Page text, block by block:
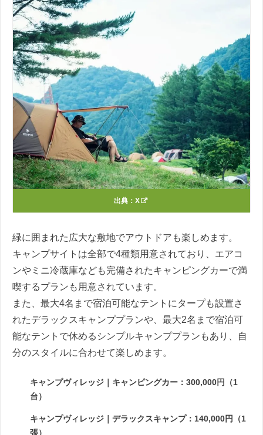
出典： X
緑に囲まれた広大な敷地でアウトドアも楽しめます。
キャンプサイトは全部で4種類用意されており、エアコ
ンやミニ冷蔵庫なども完備されたキャンピングカーで満
喫するプランも用意されています。
また、最大4名まで宿泊可能なテントにタープも設置さ
れたデラックスキャンププランや、最大2名まで宿泊可
能なテントで休めるシンプルキャンププランもあり、自
分のスタイルに合わせて楽しめます。
キャンプヴィレッジ｜キャンピングカー：300,000円（1
台）
キャンプヴィレッジ｜デラックスキャンプ：140,000円（1
張）